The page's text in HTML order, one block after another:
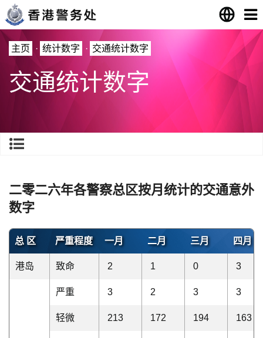
主页 · 统计数字 · 交通统计数字
交通统计数字
二零二六年各警察总区按月统计的交通意外
数字
总 区 严重程度 一月 二月 三月 四月
港岛 致命 2 1 0 3
严重 3 2 3 3
轻微 213 172 194 163